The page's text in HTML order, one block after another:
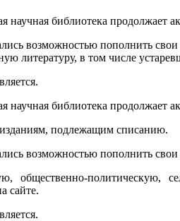
научная библиотека
возможностью пополнить
литературу, в том числе
научная библиотека
подлежащим списанию.
возможностью пополнить
общественно-политическую,
сайте.